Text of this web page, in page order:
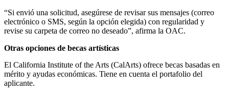
“Si envió una solicitud, asegúrese de revisar sus mensajes (correo
electrónico o SMS, según la opción elegida) con regularidad y
revise su carpeta de correo no deseado”, afirma la OAC.
Otras opciones de becas artísticas
El California Institute of the Arts (CalArts) ofrece becas basadas en
mérito y ayudas económicas. Tiene en cuenta el portafolio del
aplicante.